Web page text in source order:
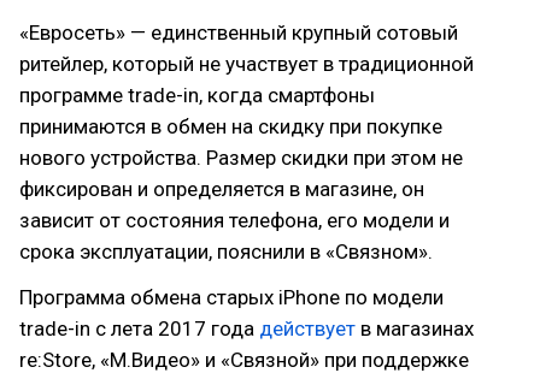
«Евросеть» — единственный крупный сотовый
ритейлер, который не участвует в традиционной
программе trade-in, когда смартфоны
принимаются в обмен на скидку при покупке
нового устройства. Размер скидки при этом не
фиксирован и определяется в магазине, он
зависит от состояния телефона, его модели и
срока эксплуатации, пояснили в «Связном».
Программа обмена старых iPhone по модели
trade-in с лета 2017 года действует в магазинах
re:Store, «М.Видео» и «Связной» при поддержке